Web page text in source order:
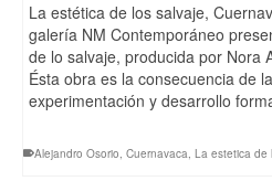
La estética de los salvaje,
galería NM Contemporáneo
de lo salvaje, producida por Nora
Ésta obra es la consecuencia de
experimentación y desarrollo
Alejandro Osorio, Cuernavaca, La estetica de